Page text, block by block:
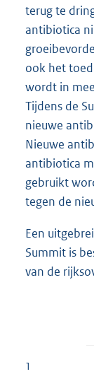
terug te
antibiotica
ook het
wordt in
Tijdens de
nieuwe
Nieuwe
antibiotica
gebruikt
tegen de
Een
Summit is
van de
1